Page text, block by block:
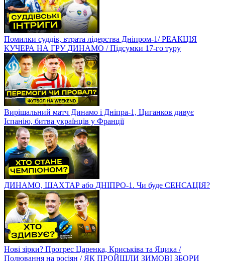
Помилки суддів, втрата лідерства Дніпром-1/ РЕАКЦІЯ
КУЧЕРА НА ГРУ ДИНАМО / Підсумки 17-го туру
Вирішальний матч Динамо і Дніпра-1, Циганков дивує
Іспанію, битва українців у Франції
ДИНАМО, ШАХТАР або ДНІПРО-1. Чи буде СЕНСАЦІЯ?
Нові зірки? Прогрес Царенка, Криськіва та Яцика /
Полювання на росіян / ЯК ПРОЙШЛИ ЗИМОВІ ЗБОРИ